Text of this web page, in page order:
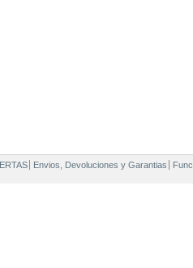
Envios, Devoluciones y Garantias